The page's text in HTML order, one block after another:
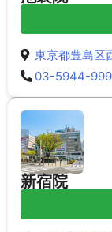
東京都豊島区
03-5944-
新宿院